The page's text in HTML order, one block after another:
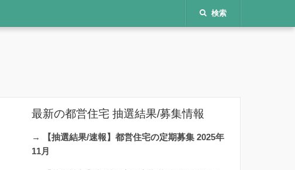
検索
最新の都営住宅 抽選結果/募集情報
→
【抽選結果/速報】都営住宅の定期募集 2025年
11月